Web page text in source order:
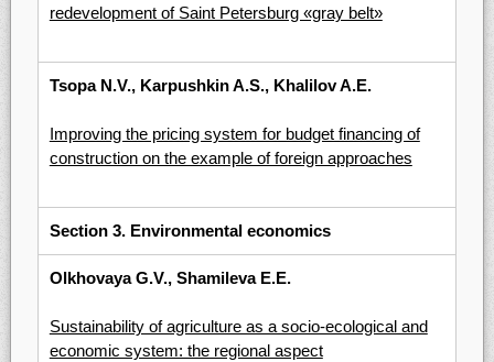
redevelopment of Saint Petersburg «gray belt»
Tsopa N.V., Karpushkin A.S., Khalilov A.E.
Improving the pricing system for budget financing of
construction on the example of foreign approaches
Section 3. Environmental economics
Olkhovaya G.V., Shamileva E.E.
Sustainability of agriculture as a socio-ecological and
economic system: the regional aspect